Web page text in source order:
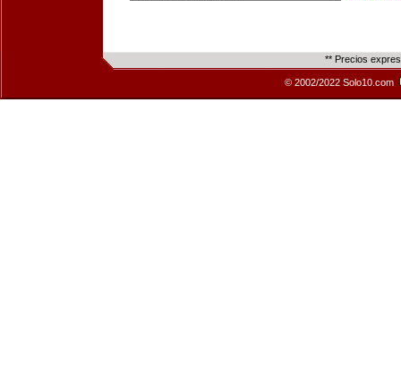
** Precios
© 2002/2022 Solo10.com